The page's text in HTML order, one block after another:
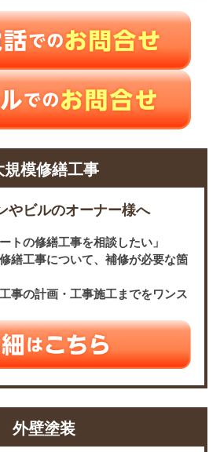
規模修繕工事
やビルのオーナー様へ
トの修繕工事を相談したい」
繕工事について、補修が必要な箇
事の計画・工事施工までをワンス
外壁塗装